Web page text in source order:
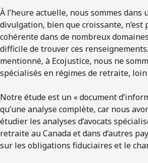
À l’heure actuelle, nous sommes
divulgation, bien que croissante, n’est
cohérente dans de nombreux
difficile de trouver ces renseignements.
mentionné, à Ecojustice, nous ne
spécialisés en régimes de retraite, loin
Notre étude est un « document
qu’une analyse complète, car nous
étudier les analyses d’avocats
retraite au Canada et dans d’autres
sur les obligations fiduciaires et le